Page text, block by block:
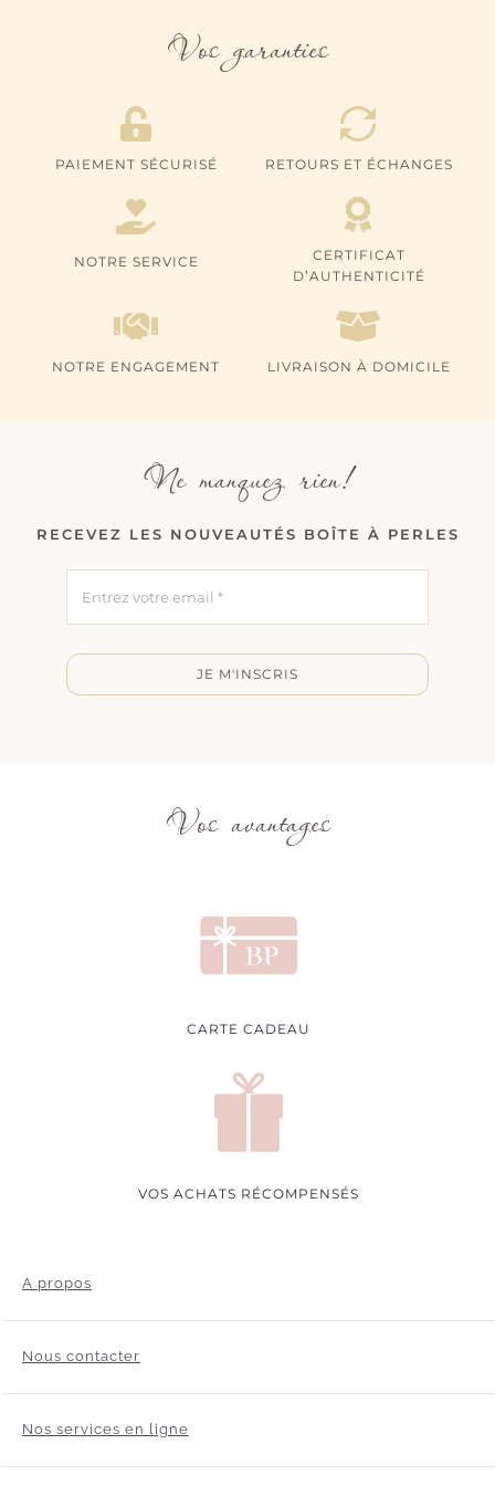
Vos garanties
PAIEMENT SÉCURISÉ RETOURS ET ÉCHANGES
NOTRE SERVICE
CERTIFICAT
D’AUTHENTICITÉ
NOTRE ENGAGEMENT LIVRAISON À DOMICILE
Ne manquez rien!
RECEVEZ LES NOUVEAUTÉS BOÎTE À PERLES
JE M'INSCRIS
Vos avantages
CARTE CADEAU
VOS ACHATS RÉCOMPENSÉS
A propos
Nous contacter
Nos services en ligne